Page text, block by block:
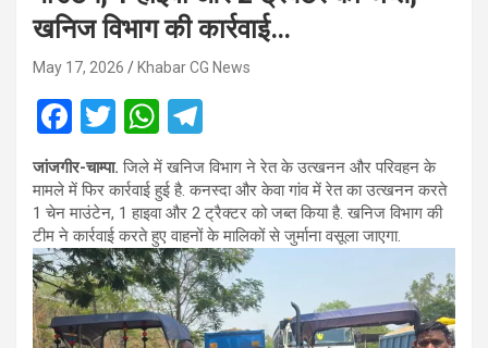
खनिज विभाग की कार्रवाई…
May 17, 2026 Khabar CG News
F
a
ce
b
o
o
k
T
wi
tt
er
W
h
at
s
A
p
p
el
e
gr
a
m
जांजगीर-चाम्पा. जिले में खनिज विभाग ने रेत के उत्खनन और परिवहन के
मामले में फिर कार्रवाई हुई है. कनस्दा और केवा गांव में रेत का उत्खनन करते
1 चेन माउंटेन, 1 हाइवा और 2 ट्रैक्टर को जब्त किया है. खनिज विभाग की
टीम ने कार्रवाई करते हुए वाहनों के मालिकों से जुर्माना वसूला जाएगा.